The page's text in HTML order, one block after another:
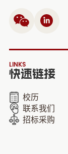
LINKS
快速链接
校历
联系我们
招标采购